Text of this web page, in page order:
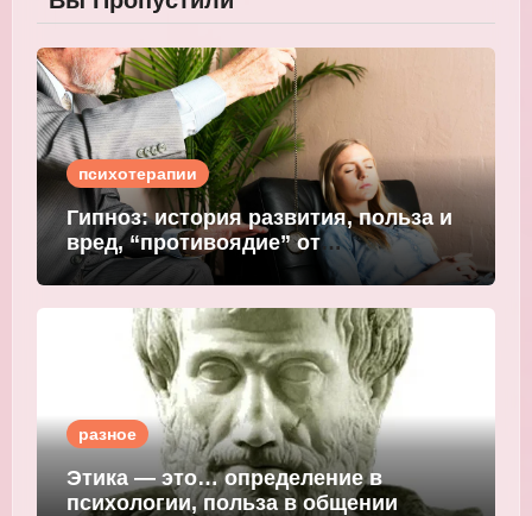
психотерапии
Гипноз: история развития, польза и
вред, “противоядие” от
мошеннического внушения
разное
Этика — это… определение в
психологии, польза в общении